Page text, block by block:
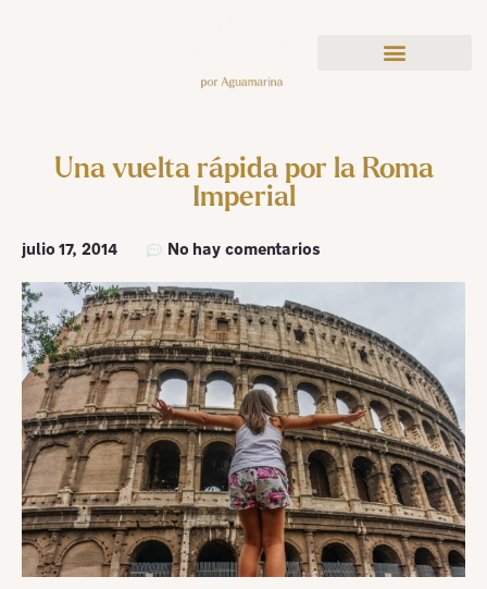
Una vuelta rápida por la Roma
Imperial
julio 17, 2014 No hay comentarios